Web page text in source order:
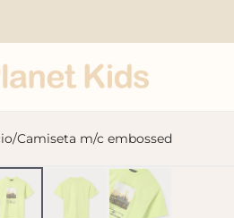
/Camiseta m/c embossed